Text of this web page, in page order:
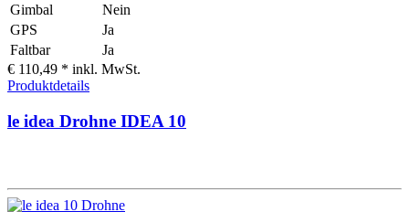
Gimbal
Nein
GPS
Ja
Faltbar
Ja
€ 110,49 * inkl. MwSt.
Produktdetails
le idea Drohne IDEA 10